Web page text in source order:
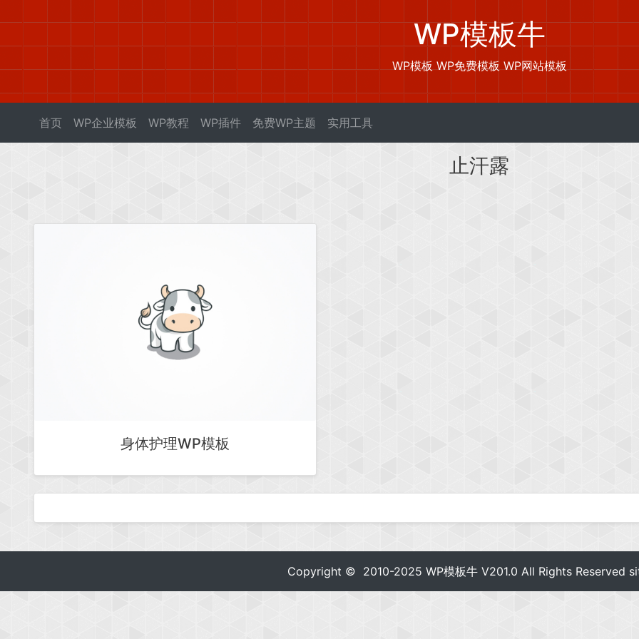
WP模板牛
WP模板 WP免费模板 WP网站模板
首页 WP企业模板 WP教程 WP插件 免费WP主题 实用工具
止汗露
身体护理WP模板
Copyright © 2010-2025 WP模板牛V201.0 All Rights Reserved